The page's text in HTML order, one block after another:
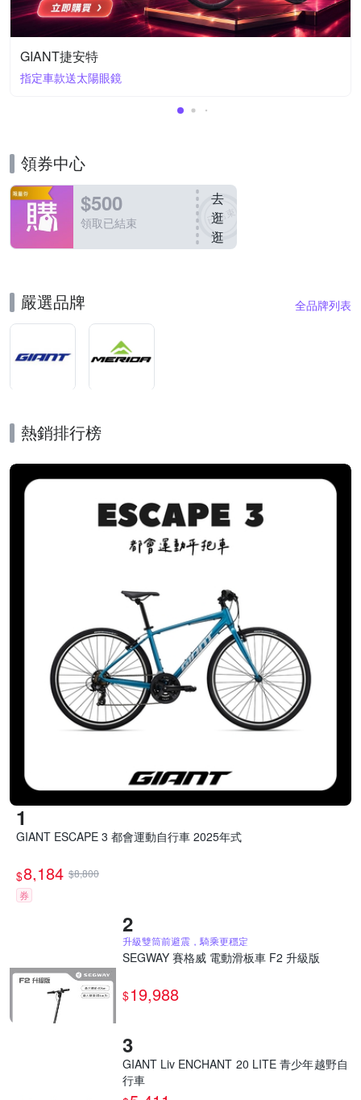
GIANT捷安特
指定車款送太陽眼鏡
領券中心
$500
領取已結束
去
逛
逛
嚴選品牌 全品牌列表
熱銷排行榜
GIANT ESCAPE 3 都會運動自行車 2025年式
$8,184 $8,800
券
升級雙筒前避震，騎乘更穩定
SEGWAY 賽格威 電動滑板車 F2 升級版
$19,988
GIANT Liv ENCHANT 20 LITE 青少年越野自
行車